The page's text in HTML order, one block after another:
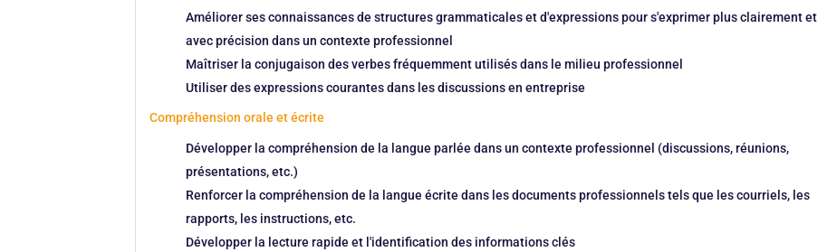
Améliorer ses connaissances de structures grammaticales et d'expressions pour s'exprimer plus clairement et
avec précision dans un contexte professionnel
Maîtriser la conjugaison des verbes fréquemment utilisés dans le milieu professionnel
Utiliser des expressions courantes dans les discussions en entreprise
Compréhension orale et écrite
Développer la compréhension de la langue parlée dans un contexte professionnel (discussions, réunions,
présentations, etc.)
Renforcer la compréhension de la langue écrite dans les documents professionnels tels que les courriels, les
rapports, les instructions, etc.
Développer la lecture rapide et l'identification des informations clés